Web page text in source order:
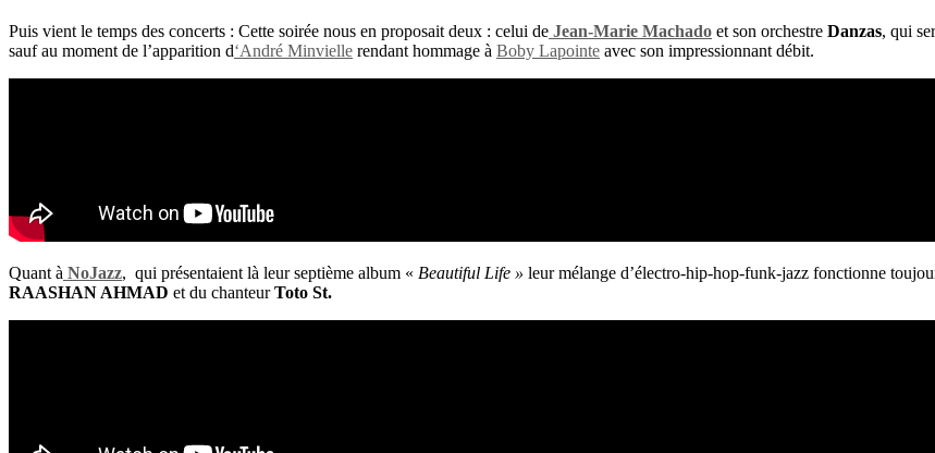
Puis vient le temps des concerts : Cette soirée nous en proposait deux : celui de Jean-Marie Machado et son orchestre Danzas, qui
sauf au moment de l’apparition d‘André Minvielle rendant hommage à Boby Lapointe avec son impressionnant débit.
Quant à NoJazz, qui présentaient là leur septième album « Beautiful Life » leur mélange d’électro-hip-hop-funk-jazz fonctionne
RAASHAN AHMAD et du chanteurToto St.